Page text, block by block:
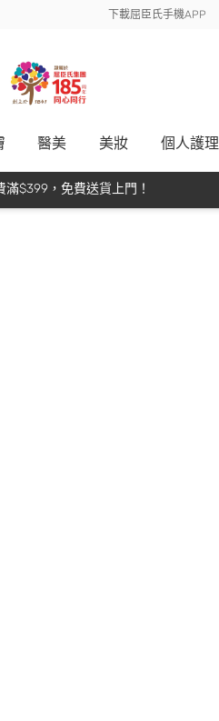
下載屈臣氏手機APP
醫美 美妝 個人護理
$399，免費送貨上門！